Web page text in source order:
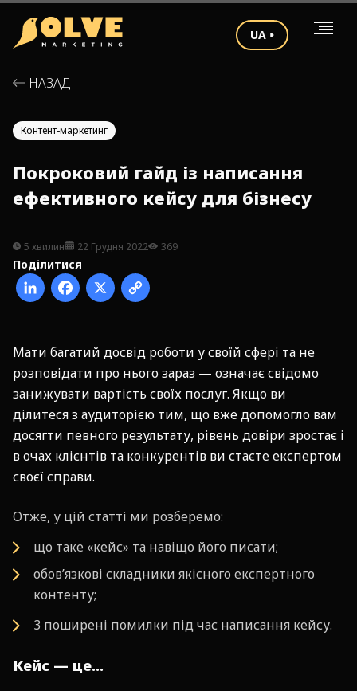
UA
НАЗАД
Контент-маркетинг
Покроковий гайд із написання
ефективного кейсу для бізнесу
5 хвилин 22 Грудня 2022 369
Поділитися
Мати багатий досвід роботи у своїй сфері та не
розповідати про нього зараз — означає свідомо
занижувати вартість своїх послуг. Якщо ви
ділитеся з аудиторією тим, що вже допомогло вам
досягти певного результату, рівень довіри зростає і
в очах клієнтів та конкурентів ви стаєте експертом
своєї справи.
Отже, у цій статті ми розберемо:
що таке «кейс» та навіщо його писати;
обов’язкові складники якісного експертного
контенту;
3 поширені помилки під час написання кейсу.
Кейс — це…